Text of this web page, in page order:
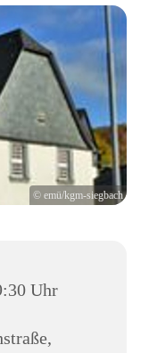
© emü/kgm-siegbach
Uhr